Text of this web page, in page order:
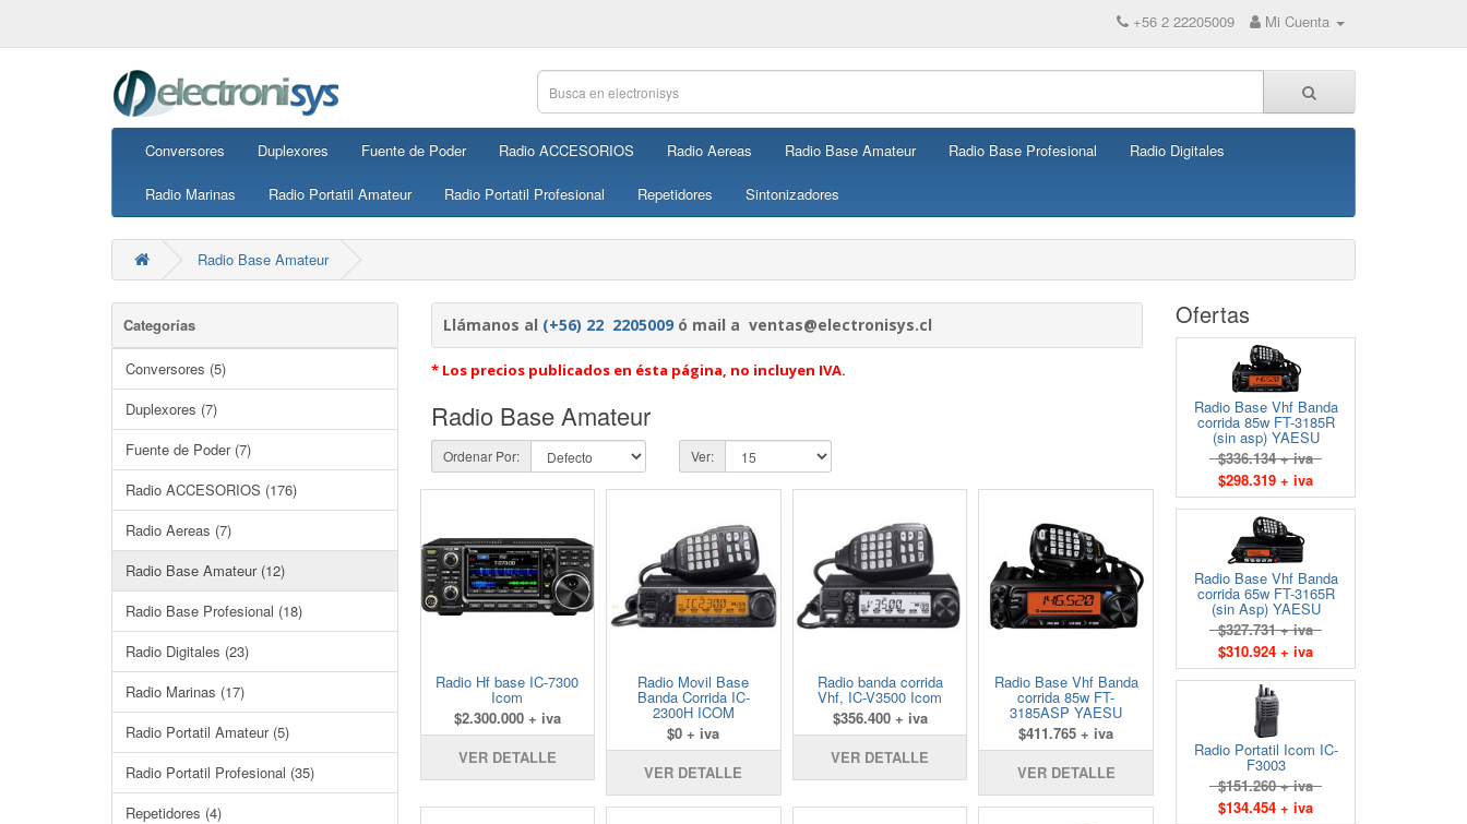
+56 2 22205009 Mi Cuenta
Conversores Duplexores Fuente de Poder Radio ACCESORIOS Radio Aereas Radio Base Amateur Radio Base Profesional Radio Digitales
Radio Marinas Radio Portatil Amateur Radio Portatil Profesional Repetidores Sintonizadores
Radio Base Amateur
Categorías
Conversores (5)
Duplexores (7)
Fuente de Poder (7)
Radio ACCESORIOS (176)
Radio Aereas (7)
Radio Base Amateur (12)
Radio Base Profesional (18)
Radio Digitales (23)
Radio Marinas (17)
Radio Portatil Amateur (5)
Radio Portatil Profesional (35)
Repetidores (4)
Llámanos al (+56) 22 2205009ó mail a ventas@electronisys.cl
* Los precios publicados en ésta página, no incluyen IVA.
Radio Base Amateur
Ordenar Por: Ver:
Radio Hf base IC-7300
Icom
$2.300.000 + iva
VER DETALLE
Radio Movil Base
Banda Corrida IC-
2300H ICOM
$0 + iva
VER DETALLE
Radio banda corrida
Vhf, IC-V3500 Icom
$356.400 + iva
VER DETALLE
Radio Base Vhf Banda
corrida 85w FT-
3185ASP YAESU
$411.765 + iva
VER DETALLE
Ofertas
Radio Base Vhf Banda
corrida 85w FT-3185R
(sin asp) YAESU
$336.134 + iva
$298.319 + iva
Radio Base Vhf Banda
corrida 65w FT-3165R
(sin Asp) YAESU
$327.731 + iva
$310.924 + iva
Radio Portatil Icom IC-
F3003
$151.260 + iva
$134.454 + iva